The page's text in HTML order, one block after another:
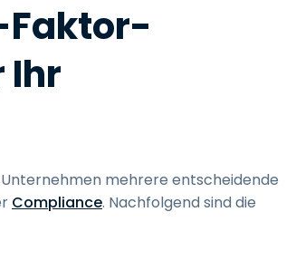
Faktor-
Ihr
mehrere entscheidende
Compliance. Nachfolgend sind die